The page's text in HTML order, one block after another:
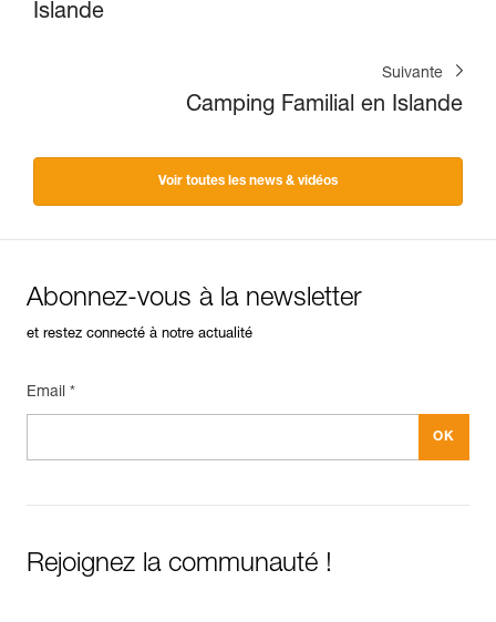
Islande
Suivante
Camping Familial en Islande
Voir toutes les news & vidéos
Abonnez-vous à la newsletter
et restez connecté à notre actualité
Email *
Rejoignez la communauté !